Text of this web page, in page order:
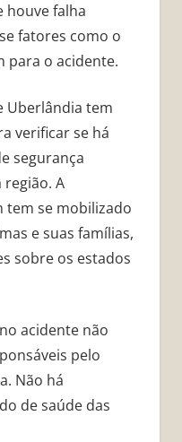
houve falha
fatores como o
para o acidente.
Uberlândia tem
verificar se há
segurança
A
tem se mobilizado
e suas famílias,
sobre os estados
acidente não
pelo
Não há
de saúde das